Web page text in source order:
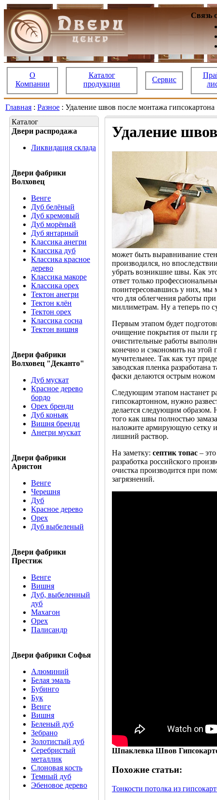
Связь
О
Компании
Каталог
продукции
Сервис
Главная : Разное : Удаление швов после монтажа гипсокартона
Каталог
Двери распродажа
Ликвидация склада
Двери фабрики
Волховец
Венге
Дуб белёный
Дуб кремовый
Дуб морёный
Дуб янтарный
Классика анегри
Классика дуб
Классика красное
дерево
Классика макоре
Классика орех
Тектон анегри
Тектон клён
Тектон орех
Классика сосна
Тектон вишня
Двери фабрики
Волховец "Деканто"
Дуб мускат
Красное дерево
бордо
Орех бренди
Дуб коньяк
Вишня бренди
Анегри мускат
Двери фабрики
Аристон
Венге
Черешня
Дуб
Красное дерево
Орех
Дуб выбеленый
Двери фабрики
Престиж
Венге
Вишня
Дуб, выбеленный
дуб
Махагон
Орех
Палисандр
Двери фабрики Софья
Алюминий
Белая эмаль
Бубинго
Бук
Венге
Вишня
Беленый дуб
Зебрано
Золотистый дуб
Серебристый
металлик
Слоновая кость
Темный дуб
Эбеновое дерево
Удаление
может быть выравнивание
производился, но
убрать возникшие швы. Как
ответ только
поинтересовавшись у них, мы
что для облегчения работы
миллиметрам. Ну а теперь по
Первым этапом будет
очищение покрытия от пыли
очистительные работы
конечно и сэкономить на этой
мучительнее. Так как тут
заводская пленка
фаски делаются острым ножом
Следующим этапом настанет
гипсокартонном, нужно
делается следующим образом.
того как швы полностью
наложите армирующую сетку и
лишний раствор.
На заметку: септик топас –
разработка российского
очистка производится при
загрязнений.
Шпаклевка Швов
Похожие статьи:
Тонкости потолка из